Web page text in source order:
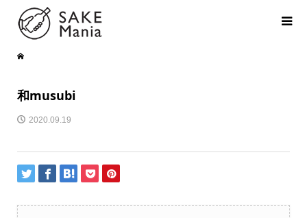
和musubi
2020.09.19